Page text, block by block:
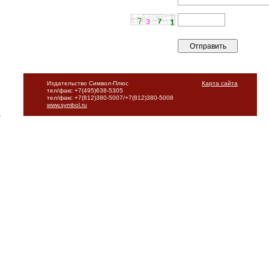
Карта сайта
Издательство Символ-Плюс
тел/факс +7(495)638-5305
тел/факс +7(812)380-5007/+7(812)380-5008
www.symbol.ru